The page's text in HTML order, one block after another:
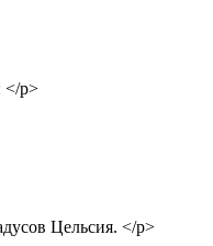
</p>
Цельсия. </p>